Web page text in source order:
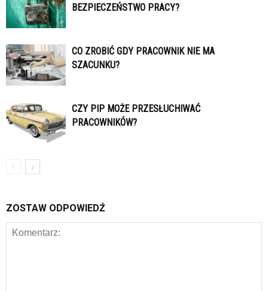
BEZPIECZEŃSTWO PRACY?
CO ZROBIĆ GDY PRACOWNIK NIE MA
SZACUNKU?
CZY PIP MOŻE PRZESŁUCHIWAĆ
PRACOWNIKÓW?
ZOSTAW ODPOWIEDŹ